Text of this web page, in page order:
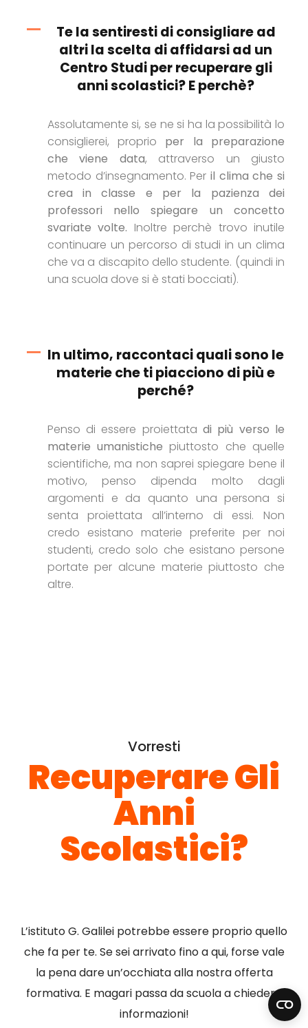
Te la sentiresti di consigliare ad
altri la scelta di affidarsi ad un
Centro Studi per recuperare gli
anni scolastici? E perchè?
Assolutamente si, se ne si ha la possibilità lo
consiglierei, proprio per la preparazione
che viene data, attraverso un giusto
metodo d’insegnamento. Per il clima che si
crea in classe e per la pazienza dei
professori nello spiegare un concetto
svariate volte. Inoltre perchè trovo inutile
continuare un percorso di studi in un clima
che va a discapito dello studente. (quindi in
una scuola dove si è stati bocciati).
In ultimo, raccontaci quali sono le
materie che ti piacciono di più e
perché?
Penso di essere proiettatadi più verso le
materie umanistiche piuttosto che quelle
scientifiche, ma non saprei spiegare bene il
motivo, penso dipenda molto dagli
argomenti e da quanto una persona si
senta proiettata all’interno di essi. Non
credo esistano materie preferite per noi
studenti, credo solo che esistano persone
portate per alcune materie piuttosto che
altre.
Vorresti
Recuperare Gli
Anni
Scolastici?
L’istituto G. Galilei potrebbe essere proprio quello
che fa per te. Se sei arrivato fino a qui, forse vale
la pena dare un’occhiata alla nostra offerta
formativa. E magari passa da scuola a chiedere
informazioni!